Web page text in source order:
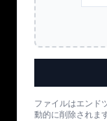
ファイルはエンド
動的に削除されます